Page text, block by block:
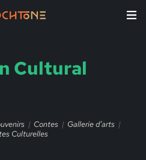
Cultural
Contes
Gallerie d’arts
Culturelles